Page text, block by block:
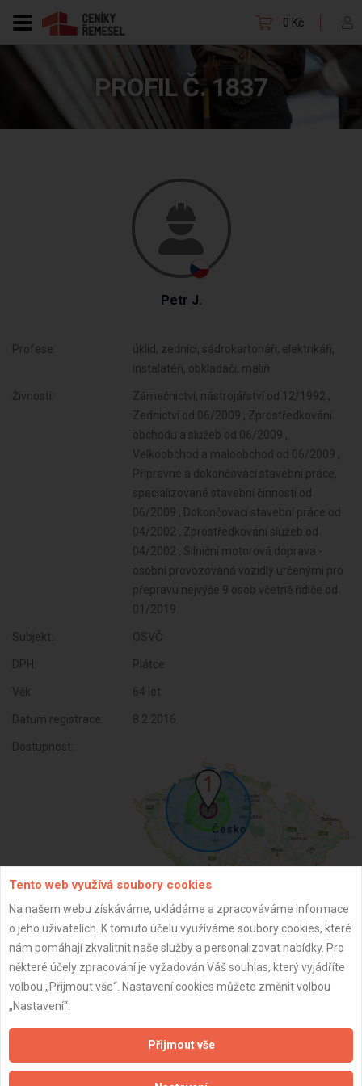
0 Kč
PROFIL Č. 1837
Petr J.
Profese:
úklid, zedníci, sádrokartonáři, elektrikáři,
instalatéři, obkladači, malíři
Živnosti:
Zámečnictví, nástrojářství od 12/1992 ,
Zednictví od 06/2009 , Zprostředkování
obchodu a služeb od 06/2009 ,
Velkoobchod a maloobchod od 06/2009 ,
Přípravné a dokončovací stavební práce,
specializované stavební činnosti od
06/2009 , Dokončovací stavební práce od
04/2002 , Zprostředkování služeb od
04/2002 , Silniční motorová doprava -
osobní provozovaná vozidly určenými pro
přepravu nejvýše 9 osob včetně řidiče od
01/2019
Subjekt: OSVČ
DPH: Plátce
Věk: 64 let
Datum registrace: 8.2.2016
Dostupnost:
ZPĚT
Aktualizováno z portálu ARES dne 02.12.2025 10:30:01
Tento web využívá soubory cookies
Na našem webu získáváme, ukládáme a zpracováváme informace
o jeho uživatelích. K tomuto účelu využíváme soubory cookies, které
nám pomáhají zkvalitnit naše služby a personalizovat nabídky. Pro
některé účely zpracování je vyžadován Váš souhlas, který vyjádříte
volbou „Přijmout vše“. Nastavení cookies můžete změnit volbou
„Nastavení“.
Přijmout vše